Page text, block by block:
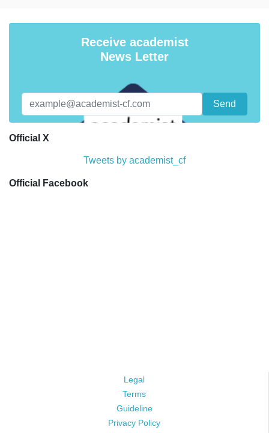
Receive academist
News Letter
Official X
Tweets by academist_cf
Official Facebook
Legal
Terms
Guideline
Privacy Policy